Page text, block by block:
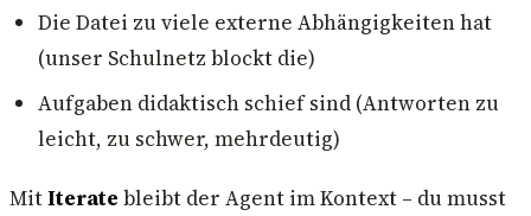
Die Datei zu viele externe Abhängigkeiten hat
(unser Schulnetz blockt die)
Aufgaben didaktisch schief sind (Antworten zu
leicht, zu schwer, mehrdeutig)
MitIterate bleibt der Agent im Kontext – du musst